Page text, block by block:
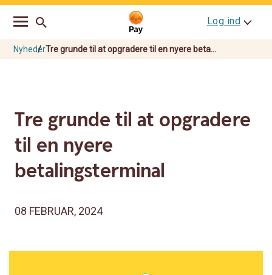
Go
navigation
Skip
Log ind
NyhederTre grunde til at opgradere til en nyere beta...
Tre grunde til at opgradere
til en nyere
betalingsterminal
08 FEBRUAR, 2024